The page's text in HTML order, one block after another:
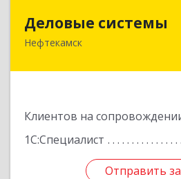
Деловые системы
Нефтекамск
Клиентов на
1С:Специалист
Отправить
452689, Башкортостан
Отправить